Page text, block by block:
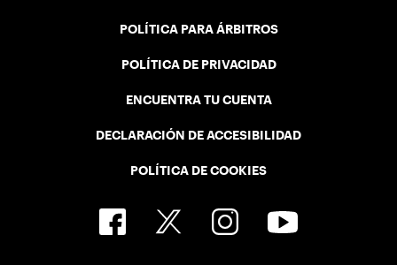
POLÍTICA PARA ÁRBITROS
POLÍTICA DE PRIVACIDAD
ENCUENTRA TU CUENTA
DECLARACIÓN DE ACCESIBILIDAD
POLÍTICA DE COOKIES